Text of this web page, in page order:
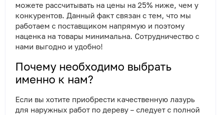
можете рассчитывать на цены на 25% ниже, чем у
конкурентов. Данный факт связан с тем, что мы
работаем с поставщиком напрямую и поэтому
наценка на товары минимальна. Сотрудничество с
нами выгодно и удобно!
Почему необходимо выбрать
именно к нам?
Если вы хотите приобрести качественную лазурь
для наружных работ по дереву – следует с полной